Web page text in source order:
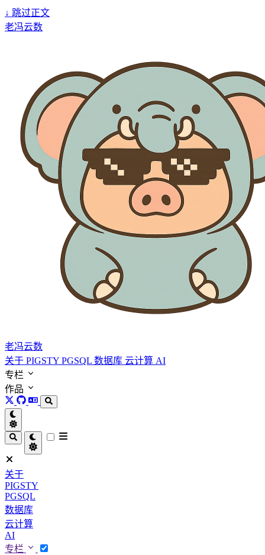
↓ 跳过正文
老冯云数
老冯云数
关于 PIGSTY PGSQL 数据库 云计算 AI
专栏
作品
关于
PIGSTY
PGSQL
数据库
云计算
AI
专栏